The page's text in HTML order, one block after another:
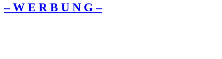
– W Ε R Β U Ν G –